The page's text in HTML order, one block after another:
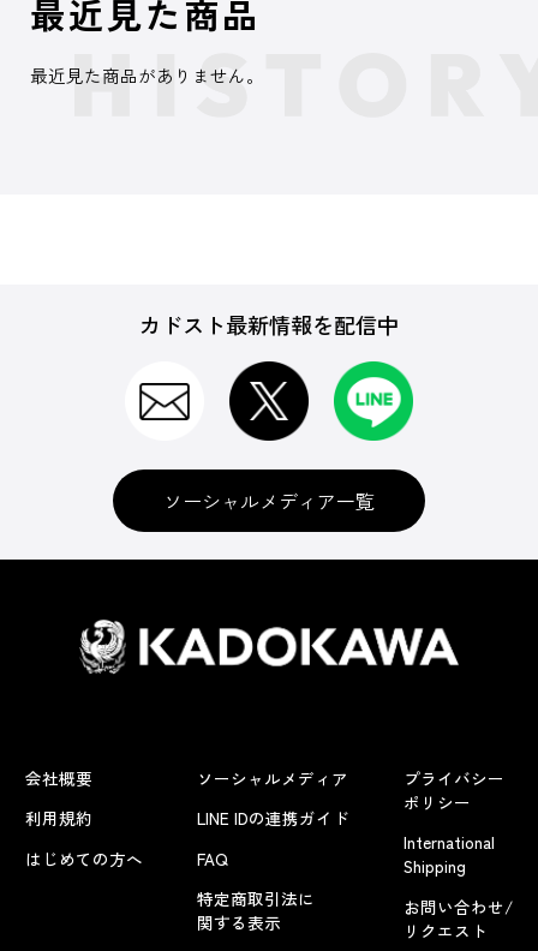
最近見た商品
最近見た商品がありません。
カドスト最新情報を配信中
ソーシャルメディア一覧
会社概要
利用規約
はじめての方へ
ソーシャルメディア
LINE IDの連携ガイド
FAQ
特定商取引法に
関する表示
プライバシー
ポリシー
International
Shipping
お問い合わせ/
リクエスト